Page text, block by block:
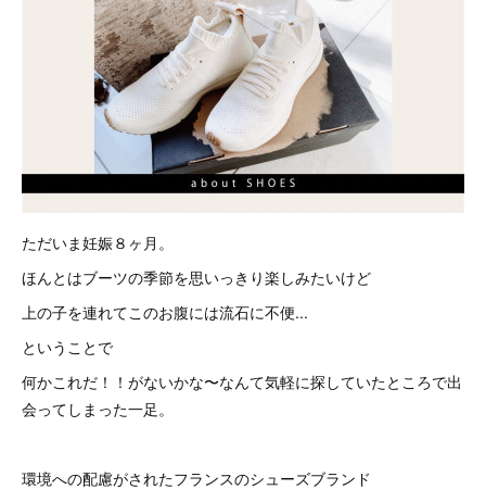
ただいま妊娠８ヶ月。
ほんとはブーツの季節を思いっきり楽しみたいけど
上の子を連れてこのお腹には流石に不便...
ということで
何かこれだ！！がないかな〜なんて気軽に探していたところで出
会ってしまった一足。
環境への配慮がされたフランスのシューズブランド